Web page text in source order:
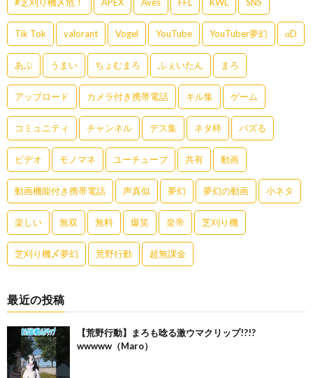
Tik Tok valorant Vogel YouTube YouTuber夢幻 αD
あぶ うまい ちょむまろ ふぇいたん まろ
アップロード カメラ付き携帯電話 キル集 ゲーム
コミュニティ チャンネル デス集 ネタ枠 バズる
ビデオ モノマネ ユーチューブ 共有 動画
動画機能付き携帯電話 声真似 夢幻 夢幻の動画 小ネタ
楽しい 無双 無料 爆笑 皇帝 芝刈り機
芝刈り機〆夢幻 荒野行動 超無課金
最近の投稿
【荒野行動】まろも唸る激ウマクリップ!?!?
wwwww（Maro）